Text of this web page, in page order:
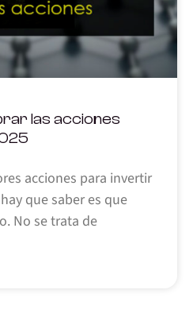
las acciones
acciones para invertir
que saber es que
No se trata de